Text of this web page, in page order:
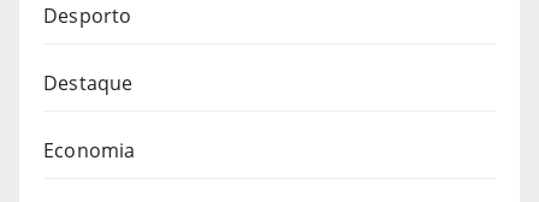
Desporto
Destaque
Economia